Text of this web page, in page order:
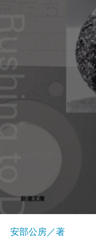
安部公房／著